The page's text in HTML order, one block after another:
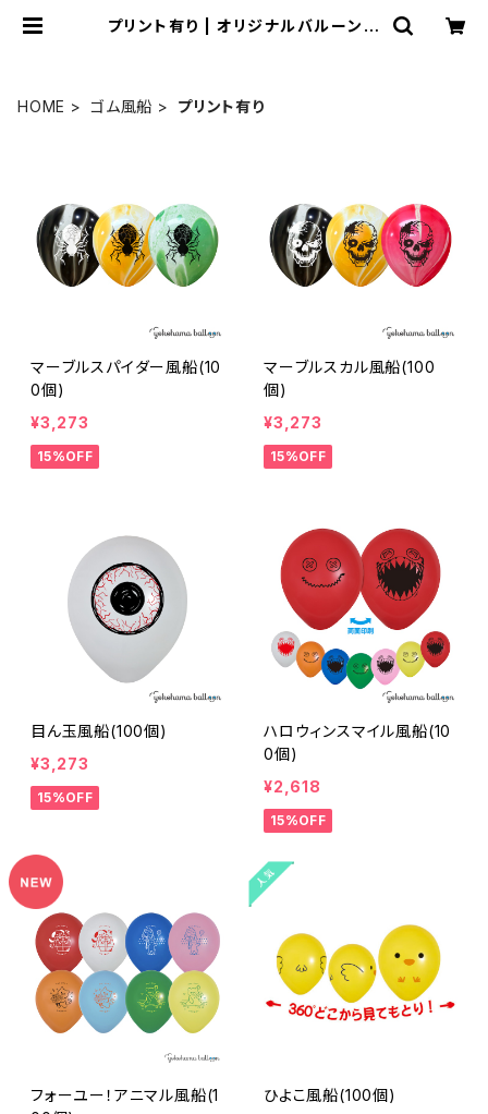
プリント有り | オリジナルバルーンの
HOME ゴム風船 プリント有り
マーブルスパイダー風船(10
0個)
¥3,273
15%OFF
マーブルスカル風船(100
個)
¥3,273
15%OFF
目ん玉風船(100個)
¥3,273
15%OFF
ハロウィンスマイル風船(10
0個)
¥2,618
15%OFF
フォーユー！アニマル風船(1
ひよこ風船(100個)